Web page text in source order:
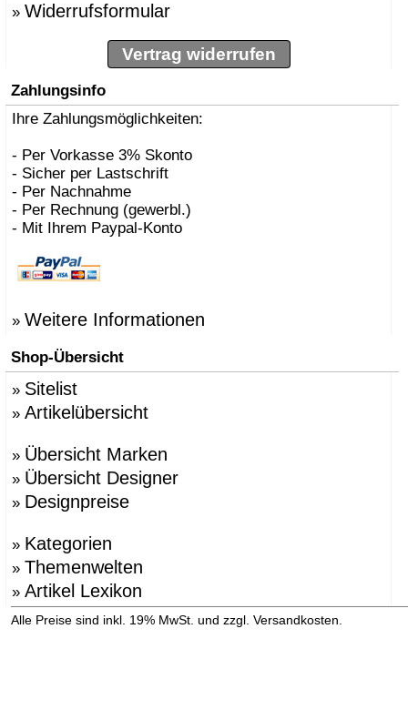
» Widerrufsformular
Vertrag widerrufen
Zahlungsinfo
Ihre Zahlungsmöglichkeiten:
- Per Vorkasse 3% Skonto
- Sicher per Lastschrift
- Per Nachnahme
- Per Rechnung (gewerbl.)
- Mit Ihrem Paypal-Konto
» Weitere Informationen
Shop-Übersicht
» Sitelist
» Artikelübersicht
» Übersicht Marken
» Übersicht Designer
» Designpreise
» Kategorien
» Themenwelten
» Artikel Lexikon
Alle Preise sind inkl. 19% MwSt. und zzgl. Versandkosten.